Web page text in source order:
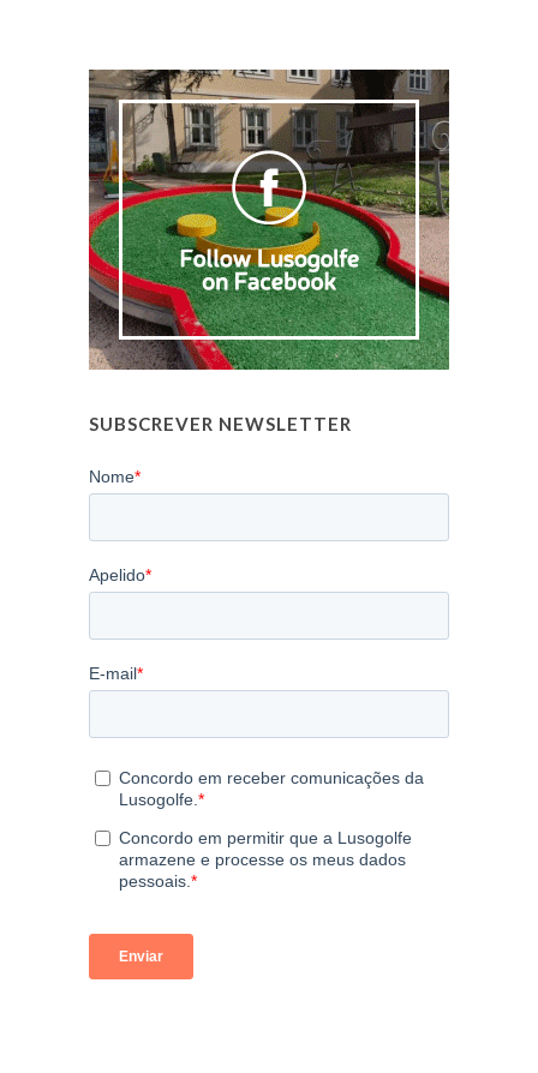
SUBSCREVER NEWSLETTER